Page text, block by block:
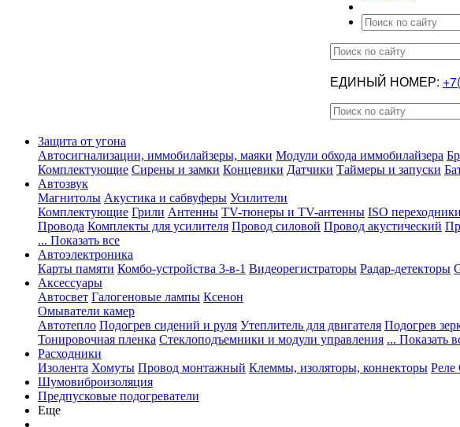
ЕДИНЫЙ НОМЕР:
Защита от угона
Автосигнализации, иммобилайзеры, маяки Модули обхода иммобилайзера
Комплектующие Сирены и замки Концевики Датчики Таймеры и запуски
Автозвук
Магнитолы Акустика и сабвуферы Усилители
Комплектующие Грили Антенны TV-тюнеры и TV-антенны ISO переходники
Провода Комплекты для усилителя Провод силовой Провод акустический
... Показать все
Автоэлектроника
Карты памяти Комбо-устройства 3-в-1 Видеорегистраторы Радар-детекторы
Аксессуары
Автосвет Галогеновые лампы Ксенон
Омыватели камер
Автотепло Подогрев сидений и руля Утеплитель для двигателя Подогрев
Тонировочная пленка Стеклоподъемники и модули управления ... Показать
Расходники
Изолента Хомуты Провод монтажный Клеммы, изоляторы, коннекторы Реле
Шумовиброизоляция
Предпусковые подогреватели
Еще